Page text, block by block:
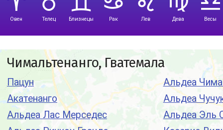
Овен Телец Близнецы Рак Лев Дева Весы
Чимальтенанго, Гватемала
Пацун
Акатенанго
Альдеа Лас Мерседес
Альдеа
Альдеа
Альдеа Эль